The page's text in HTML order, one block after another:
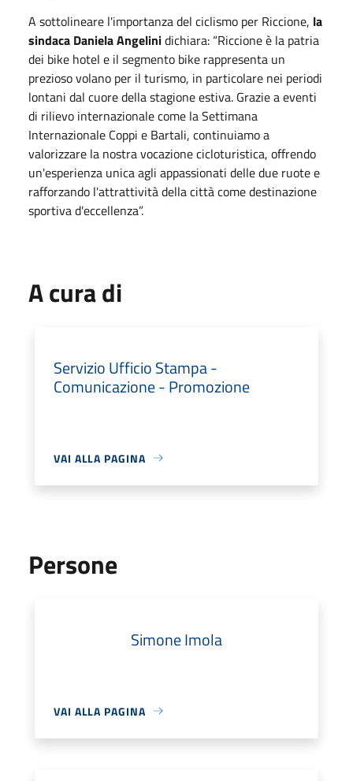
A sottolineare l'importanza del ciclismo per Riccione, la
sindaca Daniela Angelinidichiara: “Riccione è la patria
dei bike hotel e il segmento bike rappresenta un
prezioso volano per il turismo, in particolare nei periodi
lontani dal cuore della stagione estiva. Grazie a eventi
di rilievo internazionale come la Settimana
Internazionale Coppi e Bartali, continuiamo a
valorizzare la nostra vocazione cicloturistica, offrendo
un'esperienza unica agli appassionati delle due ruote e
rafforzando l'attrattività della città come destinazione
sportiva d'eccellenza”.
A cura di
Servizio Ufficio Stampa -
Comunicazione - Promozione
VAI ALLA PAGINA
Persone
Simone Imola
VAI ALLA PAGINA